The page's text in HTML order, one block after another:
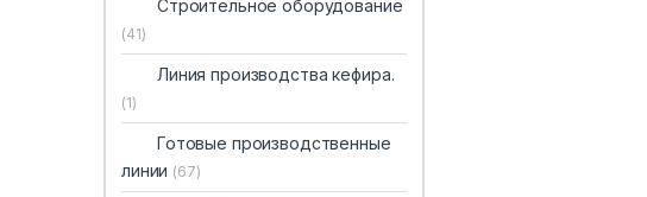
Строительное оборудование
(41)
Линия производства кефира.
(1)
Готовые производственные
линии (67)